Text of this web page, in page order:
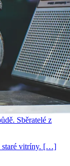
Sběratelé z
staré vitríny. […]